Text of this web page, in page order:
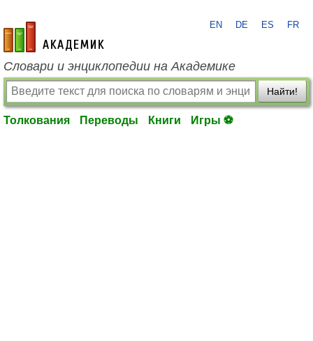
academic.ru
EN DE ES FR
Словари и энциклопедии на Академике
Найти!
Толкования Переводы Книги Игры ⚽